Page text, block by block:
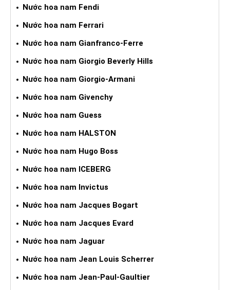
Nước hoa nam Fendi
Nước hoa nam Ferrari
Nước hoa nam Gianfranco-Ferre
Nước hoa nam Giorgio Beverly Hills
Nước hoa nam Giorgio-Armani
Nước hoa nam Givenchy
Nước hoa nam Guess
Nước hoa nam HALSTON
Nước hoa nam Hugo Boss
Nước hoa nam ICEBERG
Nước hoa nam Invictus
Nước hoa nam Jacques Bogart
Nước hoa nam Jacques Evard
Nước hoa nam Jaguar
Nước hoa nam Jean Louis Scherrer
Nước hoa nam Jean-Paul-Gaultier